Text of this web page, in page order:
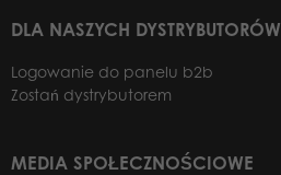
DLA NASZYCH DYSTRYBUTORÓW
Logowanie do panelu b2b
Zostań dystrybutorem
MEDIA SPOŁECZNOŚCIOWE